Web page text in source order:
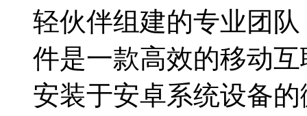
轻伙伴组建的专业团
件是一款高效的移动
安装于安卓系统设备